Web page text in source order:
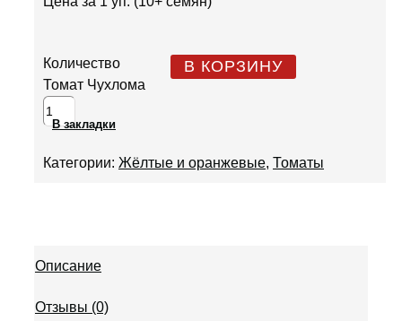
Количество
Томат Чухлома
В КОРЗИНУ
В закладки
Категории: Жёлтые и оранжевые, Томаты
Описание
Отзывы (0)